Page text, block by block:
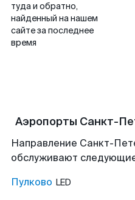
туда и обратно,
найденный на нашем
сайте за последнее
время
Аэропорты Санкт-
Направление Санкт-
обслуживают
Пулково LED